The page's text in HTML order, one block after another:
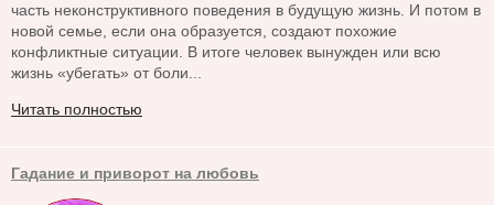
часть неконструктивного поведения в будущую жизнь. И потом в
новой семье, если она образуется, создают похожие
конфликтные ситуации. В итоге человек вынужден или всю
жизнь «убегать» от боли...
Читать полностью
Гадание и приворот на любовь